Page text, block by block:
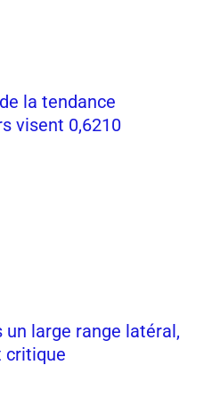
la tendance
visent 0,6210
un large range latéral,
critique